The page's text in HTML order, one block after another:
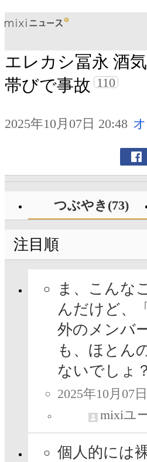
エレカシ冨永 酒気
帯びで事故 110
2025年10月07日 20:48
つぶやき(73)
注目順
ま、こんな
んだけど、
外のメンバ
も、ほとん
ないでしょ？
2025年10月07
mixiユ
個人的には